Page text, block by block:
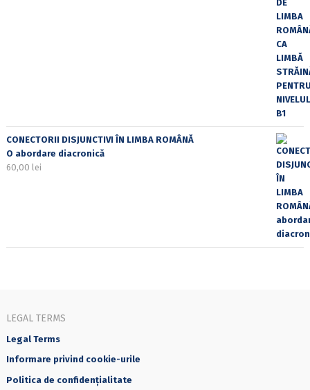
CONECTORII DISJUNCTIVI ÎN LIMBA ROMÂNĂ
O abordare diacronică
60,00 lei
LEGAL TERMS
Legal Terms
Informare privind cookie-urile
Politica de confidențialitate